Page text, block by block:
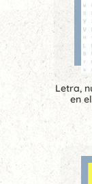
Letra,
en